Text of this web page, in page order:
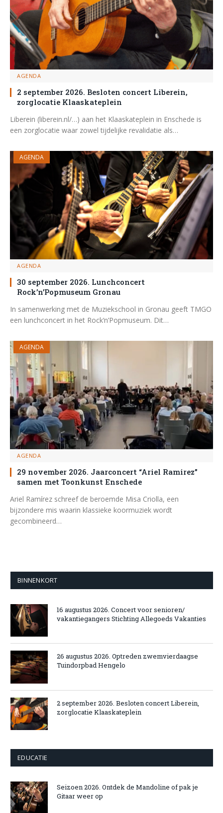
AGENDA
2 september 2026. Besloten concert Liberein,
zorglocatie Klaaskateplein
Liberein (liberein.nl/…) aan het Klaaskateplein in Enschede is
een zorglocatie waar zowel tijdelijke revalidatie als…
AGENDA
AGENDA
30 september 2026. Lunchconcert
Rock’n’Popmuseum Gronau
In samenwerking met de Muziekschool in Gronau geeft TMGO
een lunchconcert in het Rock‘n’Popmuseum. Dit…
AGENDA
AGENDA
29 november 2026. Jaarconcert “Ariel Ramirez”
samen met Toonkunst Enschede
Ariel Ramírez schreef de beroemde Misa Criolla, een
bijzondere mis waarin klassieke koormuziek wordt
gecombineerd…
BINNENKORT
16 augustus 2026. Concert voor senioren/
vakantiegangers Stichting Allegoeds Vakanties
26 augustus 2026. Optreden zwemvierdaagse
Tuindorpbad Hengelo
2 september 2026. Besloten concert Liberein,
zorglocatie Klaaskateplein
EDUCATIE
Seizoen 2026. Ontdek de Mandoline of pak je
Gitaar weer op